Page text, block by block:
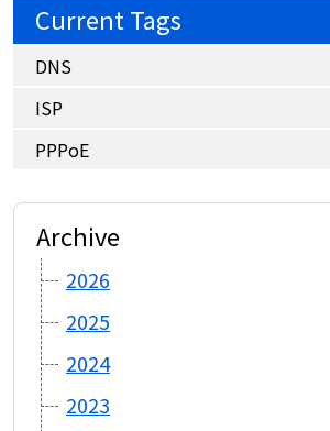
Current Tags
DNS
ISP
PPPoE
Archive
2026
2025
2024
2023